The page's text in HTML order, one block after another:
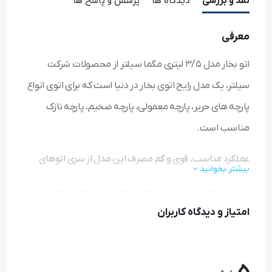
معرفی
اتو بخار مدل 3/5 لیتری مگما سیلتر از محصولات شرکت
سیلتر، یک مدل رایج اتوی بخار در دنیا است که برای اتوی انواع
پارچه های حریر، پارچه معمولی، پارچه ضخیم، پارچه نازک
مناسب است.
عملکرد مناسب، قوی و کم مصرف این مدل از سری اتوهای
اتوی با کیفیت بدون برق انداختن (شفق روی پارچه)یا آسیب
بیشتر بخوانید
امتیاز و دیدگاه کاربران